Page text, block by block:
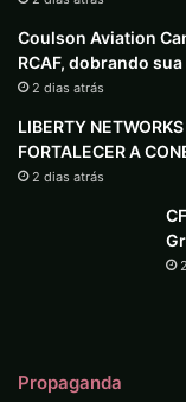
Coulson Aviation
RCAF, dobrando
2 dias atrás
LIBERTY
FORTALECER A
2 dias atrás
Propaganda